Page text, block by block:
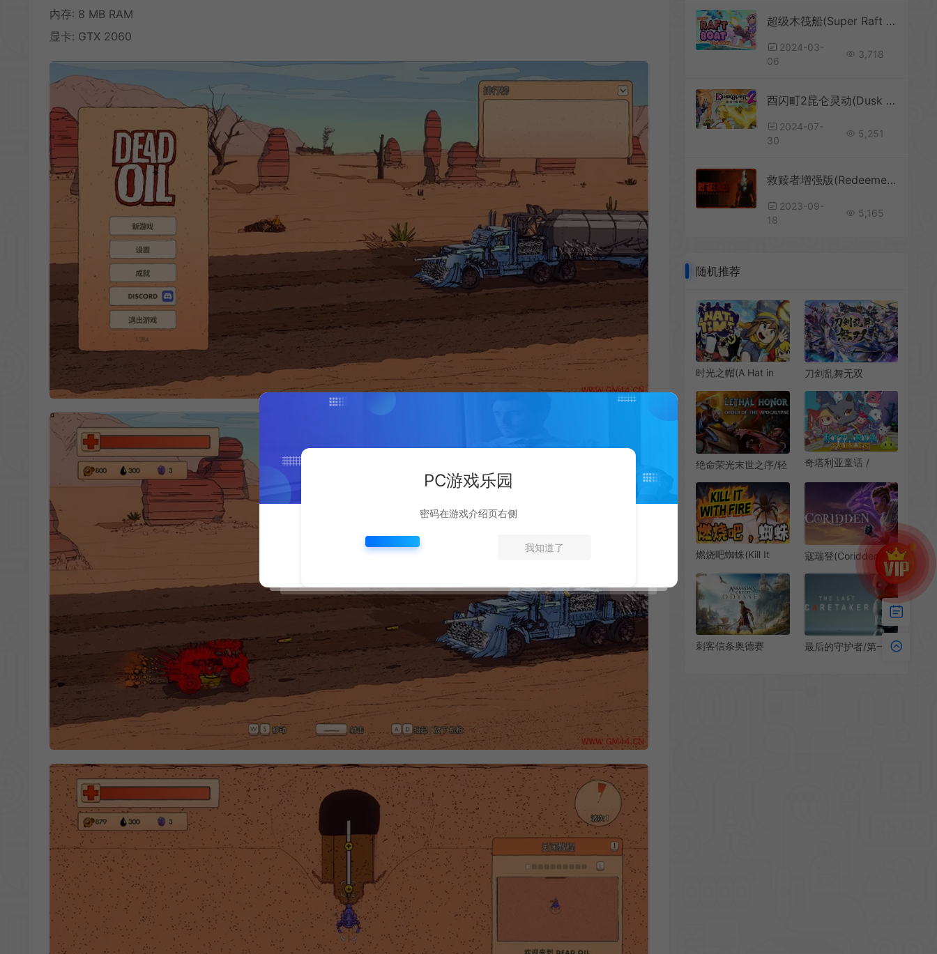
内存: 8 MB RAM
显卡: GTX 2060
超级木筏船(Super Raft Boat Together)简中|PC|ACT|roguelike射击冒险游戏
2024-03-
06
3,718
酉闪町2昆仑灵动(Dusk Diver 2)简中|PC|ACT|动漫风剧情动作角色扮演游戏
2024-07-
30
5,251
救赎者增强版(Redeemer: Enhanced Edition)简中|PC|俯视角闯关动作冒险游戏
2023-09-
18
5,165
随机推荐
时光之帽(A Hat in
谜游戏|下载
刀剑乱舞无双
Warriors)简
中|PC|ACT|3D动作
割草游戏
绝命荣光末世之序/轻
Lethal Honor Order
of the Apocalypse
下载
奇塔利亚童话 /
作冒险RPG游戏
燃烧吧蜘蛛(Kill It
中|PC|ACT|消灭蜘蛛
动作模拟游戏
寇瑞登(Coridden)俯
视角动作RPG游戏|下
刺客信条奥德赛
最后的守护者/第一人
PC游戏乐园
密码在游戏介绍页右侧
我知道了